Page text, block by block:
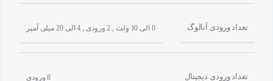
تعداد ورودی آنالوگ 0 الی 10 ولت 2 ورودی 4 الی 20 میلی آمپر
تعداد ورودی دیجیتال 8 ورودی